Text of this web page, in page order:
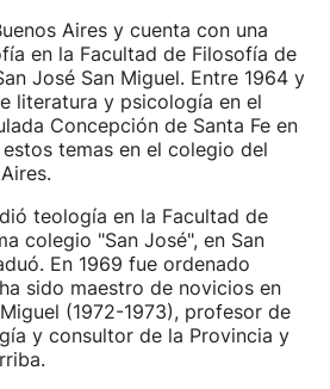
Aires y cuenta con una
en la Facultad de Filosofía de
José San Miguel. Entre 1964 y
literatura y psicología en el
Concepción de Santa Fe en
temas en el colegio del
teología en la Facultad de
colegio "San José", en San
En 1969 fue ordenado
sido maestro de novicios en
(1972-1973), profesor de
y consultor de la Provincia y